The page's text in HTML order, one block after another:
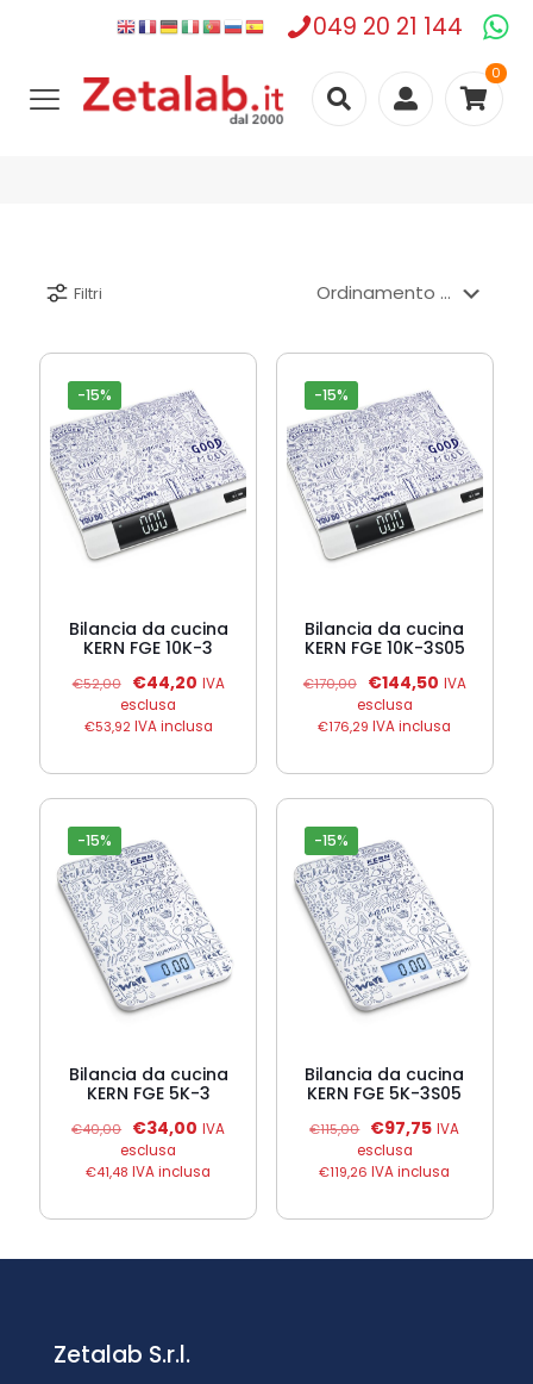
049 20 21 144
0
Filtri
-15%
Bilancia da cucina
KERN FGE 10K-3
€52,00
Il
prezzo
originale
€44,20Il
attuale
€44,20.
IVA
esclusa
€53,92IVA inclusa
-15%
Bilancia da cucina
KERN FGE 10K-3S05
€170,00
Il
prezzo
originale
€144,50Il
attuale
€144,50.
IVA
esclusa
€176,29 IVA inclusa
-15%
Bilancia da cucina
KERN FGE 5K-3
€40,00
Il
prezzo
originale
€34,00 Il
attuale
€34,00.
IVA
esclusa
€41,48 IVA inclusa
-15%
Bilancia da cucina
KERN FGE 5K-3S05
€115,00
Il
prezzo
originale
€97,75Il
attuale
€97,75.
IVA
esclusa
€119,26 IVA inclusa
Zetalab S.r.l.